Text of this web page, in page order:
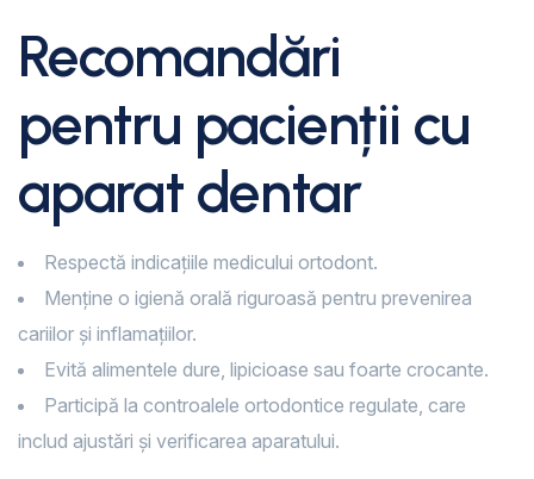
Recomandări
pentru pacienții cu
aparat dentar
Respectă indicațiile medicului ortodont.
Menține o igienă orală riguroasă pentru prevenirea
cariilor și inflamațiilor.
Evită alimentele dure, lipicioase sau foarte crocante.
Participă la controalele ortodontice regulate, care
includ ajustări și verificarea aparatului.